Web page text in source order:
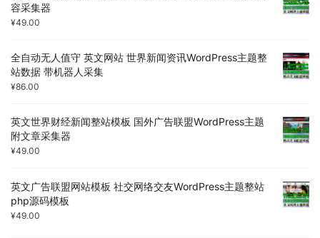
容采集器
¥49.00
全自动无人值守 英文网站 世界新闻资讯WordPress主题整
站数据 带机器人采集
¥86.00
英文世界财经新闻整站模板 国外广告联盟WordPress主题
附文章采集器
¥49.00
英文广告联盟网站模板 社交网络交友WordPress主题整站
php源码模板
¥49.00